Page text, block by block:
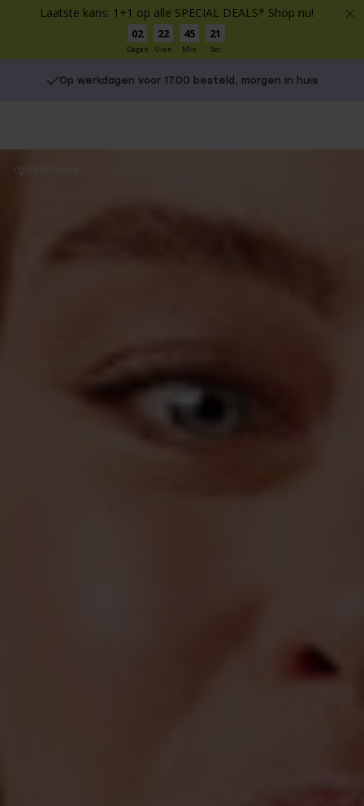
Laatste kans: 1+1 op alle SPECIAL DEALS* Shop nu!
02
Dagen
22
Uren
45
Min
20
Sec
Op werkdagen voor 17.00 besteld, morgen in huis
You
global.home